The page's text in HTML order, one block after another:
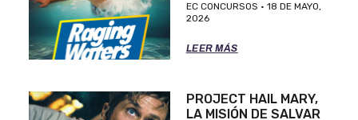
EC CONCURSOS
18 DE MAYO,
2026
LEER MÁS
PROJECT HAIL MARY,
LA MISIÓN DE SALVAR